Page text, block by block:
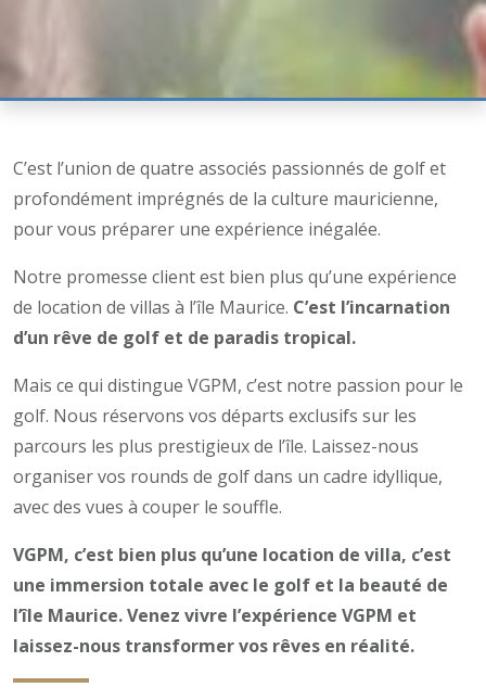
C’est l’union de quatre associés passionnés de golf et
profondément imprégnés de la culture mauricienne,
pour vous préparer une expérience inégalée.
Notre promesse client est bien plus qu’une expérience
de location de villas à l’île Maurice. C’est l’incarnation
d’un rêve de golf et de paradis tropical.
Mais ce qui distingue VGPM, c’est notre passion pour le
golf. Nous réservons vos départs exclusifs sur les
parcours les plus prestigieux de l’île. Laissez-nous
organiser vos rounds de golf dans un cadre idyllique,
avec des vues à couper le souffle.
VGPM, c’est bien plus qu’une location de villa, c’est
une immersion totale avec le golf et la beauté de
l’île Maurice. Venez vivre l’expérience VGPM et
laissez-nous transformer vos rêves en réalité.